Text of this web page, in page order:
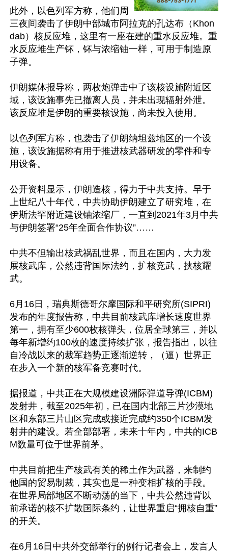
此外，以色列军方称，他们周
三夜间袭击了伊朗中部城市阿拉克的孔达布（Khon
dab）核反应堆，这里有一座在建的重水反应堆。重
水反应堆生产钚，钚与浓缩铀一样，可用于制造原
子弹。
伊朗媒体报导称，两枚炮弹击中了该核设施附近区
域，该设施事先已撤离人员，并未出现辐射外泄。
该反应堆是伊朗的重要核设施，尚未投入使用。
以色列军方称，也袭击了伊朗纳坦兹地区的一个设
施，该设施据称有用于推进核武器研发的零件和专
用设备。
公开资料显示，伊朗造核，得力于中共支持。早于
上世纪八十年代，中共协助伊朗建立了研究堆，在
伊斯法罕附近建设铀浓缩厂，一直到2021年3月中共
与伊朗签署“25年全面合作协议”……
中共不但输出核武祸乱世界，而且在国内，大力发
展核武库，公然违背国际法约，扩核竞武，挟核耀
武。
6月16日，瑞典斯德哥尔摩国际和平研究所(SIPRI)
发布的年度报告称，中共目前核武库增长速度世界
第一，拥有至少600枚核弹头，位居全球第三，并以
每年新增约100枚的速度持续扩张，报告指出，以往
自冷战以来的裁军趋势正逐渐逆转，（逼）世界正
在步入一个新的核军备竞赛时代。
据报道，中共正在大规模建设洲际弹道导弹(ICBM)
发射井，截至2025年初，已在国内北部三片沙漠地
区和东部三片山区完成或接近完成约350个ICBM发
射井的建设。若全部部署，未来十年内，中共的ICB
M数量可位于世界前茅。
中共目前把生产核武有关的稀土作为武器，来制约
他国的贸易制裁，其实也是一种变相扩核的手段。
在世界局部地区不断动荡的当下，中共公然违背以
前承诺的核不扩散国际条约，让世界重启“拥核自重”
的开关。
在6月16日中共外交部举行的例行记者会上，发言人